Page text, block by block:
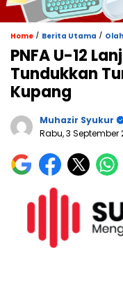
Home / Berita Utama /
PNFA U-12
Tundukkan
Kupang
Muhazir Syukur
Rabu, 3 September